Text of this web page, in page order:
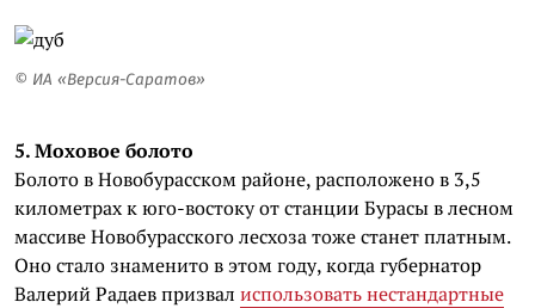
© ИА «Версия-Саратов»
5. Моховое болото
Болото в Новобурасском районе, расположено в 3,5
километрах к юго-востоку от станции Бурасы в лесном
массиве Новобурасского лесхоза тоже станет платным.
Оно стало знаменито в этом году, когда губернатор
Валерий Радаев призвал использовать нестандартные